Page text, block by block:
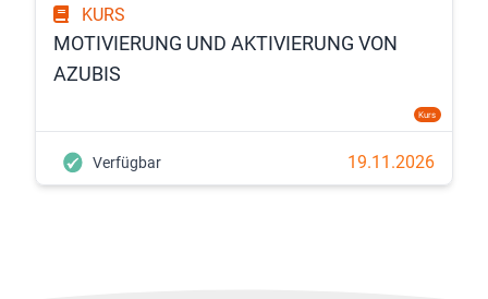
KURS
MOTIVIERUNG UND AKTIVIERUNG VON
AZUBIS
Kurs
Verfügbar 19.11.2026